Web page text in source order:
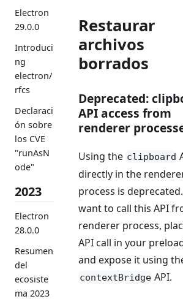
Electron
29.0.0
Introduci
ng
electron/
rfcs
Declaraci
ón sobre
los CVE
"runAsN
ode"
2023
Electron
28.0.0
Resumen
del
ecosiste
ma 2023
Restaurar
archivos
borrados
Deprecated:
API access from
renderer
Using the clipboard
directly in the
process is
want to call this API
renderer process,
API call in your
and expose it using
contextBridge API.